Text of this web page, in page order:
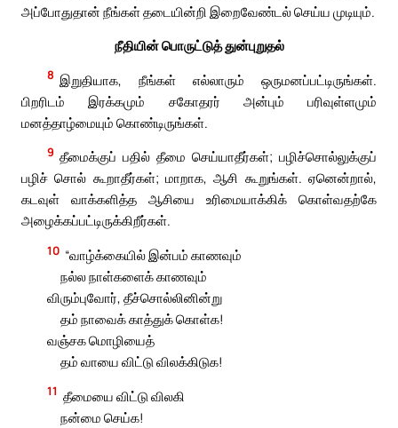
அப்போதுதான் நீங்கள் தடையின்றி இறைவேண்டல் செய்ய முடியும்.
நீதியின் பொருட்டுத் துன்புறுதல்
8 இறுதியாக, நீங்கள் எல்லாரும் ஒருமனப்பட்டிருங்கள்.
பிறரிடம் இரக்கமும் சகோதரர் அன்பும் பரிவுள்ளமும்
மனத்தாழ்மையும் கொண்டிருங்கள்.
9 தீமைக்குப் பதில் தீமை செய்யாதீர்கள்; பழிச்சொல்லுக்குப்
பழிச் சொல் கூறாதீர்கள்; மாறாக, ஆசி கூறுங்கள். ஏனென்றால்,
கடவுள் வாக்களித்த ஆசியை உரிமையாக்கிக் கொள்வதற்கே
அழைக்கப்பட்டிருக்கிறீர்கள்.
10 “வாழ்க்கையில் இன்பம் காணவும்
நல்ல நாள்களைக் காணவும்
விரும்புவோர், தீச்சொல்லினின்று
தம் நாவைக் காத்துக் கொள்க!
வஞ்சக மொழியைத்
தம் வாயை விட்டு விலக்கிடுக!
11 தீமையை விட்டு விலகி
நன்மை செய்க!